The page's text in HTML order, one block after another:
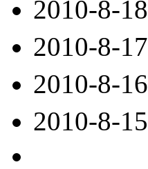
2010-8-18
2010-8-17
2010-8-16
2010-8-15